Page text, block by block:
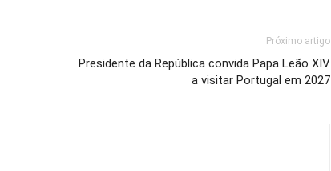
Próximo artigo
Presidente da República convida Papa Leão XIV
a visitar Portugal em 2027